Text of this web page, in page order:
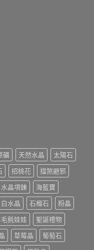
礦 天然水晶
太陽石
招桃花
擋煞避邪
水晶項鍊
海藍寶
白水晶 石榴石
粉晶
氈娃娃
聖誕禮物
草莓晶
葡萄石